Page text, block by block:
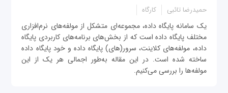
حمیدرضا تائبی کارگاه
یک سامانه پایگاه داده، مجموعه‌‌ای متشکل از مولفه‌های نرم‌افزاری
مختلف پایگاه داده است که از بخش‌های برنامه‌های کاربردی پایگاه
داده، مولفه‌های کلاینت، سرور(های) پایگاه داده و خود پایگاه داده
ساخته شده است. در این مقاله به‌طور اجمالی هر یک از این
مولفه‌ها را بررسی می‌کنیم.